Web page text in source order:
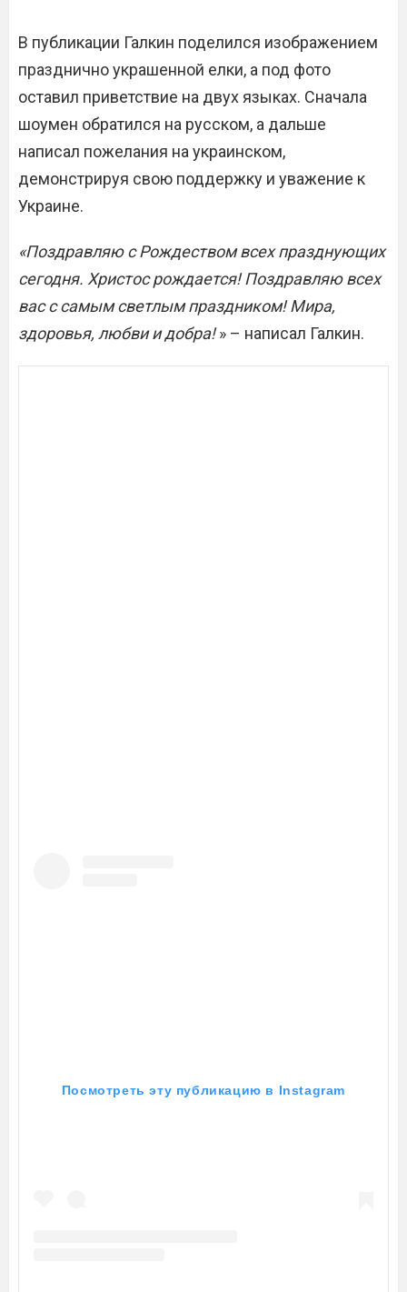
В публикации Галкин поделился изображением
празднично украшенной елки, а под фото
оставил приветствие на двух языках. Сначала
шоумен обратился на русском, а дальше
написал пожелания на украинском,
демонстрируя свою поддержку и уважение к
Украине.
«Поздравляю с Рождеством всех празднующих
сегодня. Христос рождается! Поздравляю всех
вас с самым светлым праздником! Мира,
здоровья, любви и добра!» – написал Галкин.
Посмотреть эту публикацию в Instagram